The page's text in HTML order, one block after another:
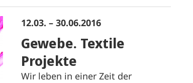
12.03. – 30.06.2016
Gewebe. Textile
Projekte
Wir leben in einer Zeit der